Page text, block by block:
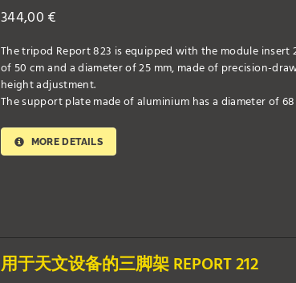
344,00 €
The tripod Report 823 is equipped with the module
of 50 cm and a diameter of 25 mm, made of precision-
height adjustment.
The support plate made of aluminium has a diameter of
MORE DETAILS
用于天文设备的三脚架 REPORT 212